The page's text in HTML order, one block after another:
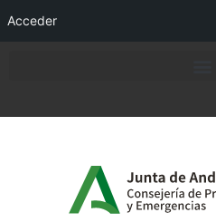
Acceder